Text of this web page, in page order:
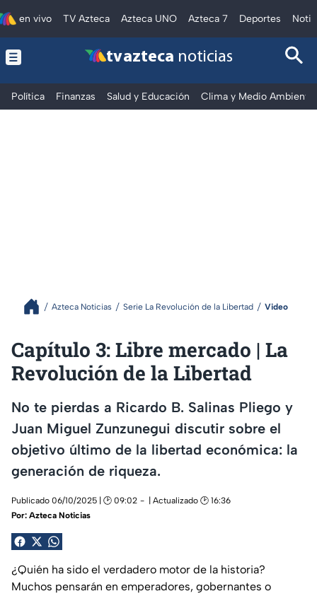
en vivo TV Azteca Azteca UNO Azteca 7 Deportes
tv azteca noticias
Política Finanzas Salud y Educación Clima y Medio Ambiente
Azteca Noticias Serie La Revolución de la Libertad Video
Capítulo 3: Libre mercado | La
Revolución de la Libertad
No te pierdas a Ricardo B. Salinas Pliego y
Juan Miguel Zunzunegui discutir sobre el
objetivo último de la libertad económica: la
generación de riqueza.
Publicado 06/10/2025 | 🕑 09:02
| Actualizado 🕑 16:36
Por: Azteca Noticias
¿Quién ha sido el verdadero motor de la historia?
Muchos pensarán en emperadores, gobernantes o